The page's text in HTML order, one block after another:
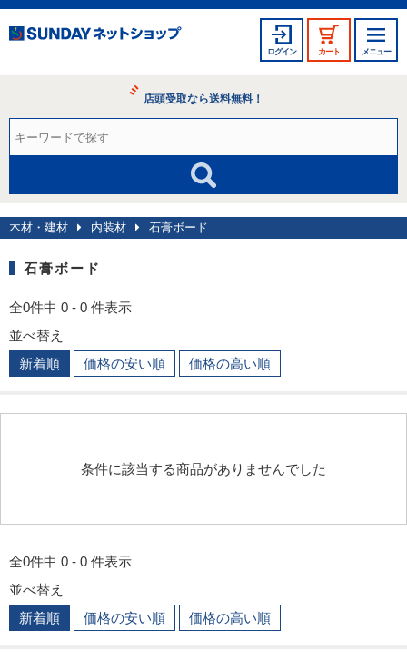
ログイン カート メニュー
店頭受取なら送料無料！
木材・建材 内装材 石膏ボード
石膏ボード
全0件中 0 - 0 件表示
並べ替え
新着順
価格の安い順 価格の高い順
条件に該当する商品がありませんでした
全0件中 0 - 0 件表示
並べ替え
新着順
価格の安い順 価格の高い順